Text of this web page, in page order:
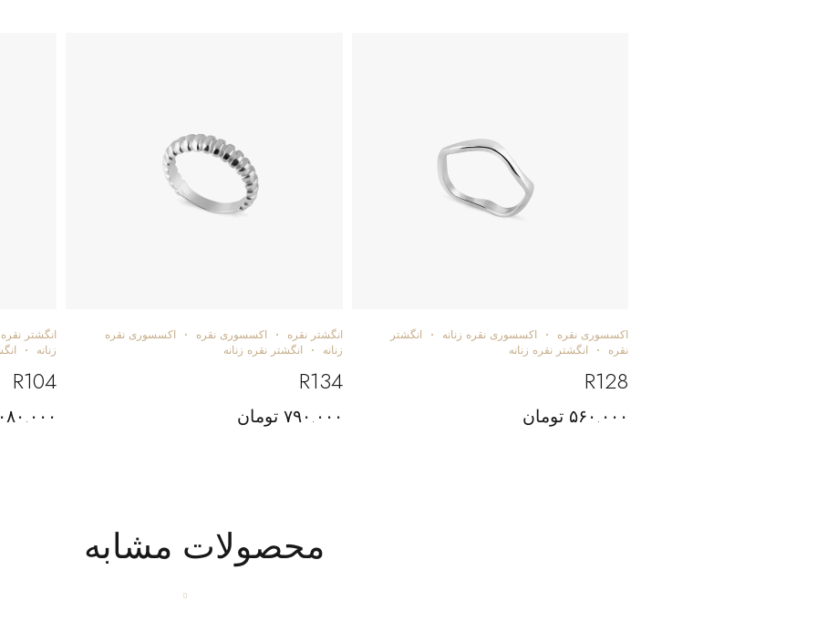
اکسسوری نقره اکسسوری نقره زنانه
انگشتر
نقره
انگشتر نقره زنانه
R128
۵۶۰.۰۰۰ تومان
انگشتر نقره اکسسوری نقره
اکسسوری نقره
زنانه
انگشتر نقره زنانه
R134
۷۹۰.۰۰۰ تومان
انگشتر نقره
زنانه
R104
محصولات مشابه